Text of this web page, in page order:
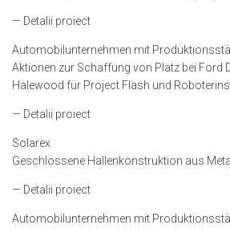
— Detalii proiect
Automobilunternehmen mit
Aktionen zur Schaffung von Platz bei Ford
Halewood für Project Flash und
— Detalii proiect
Solarex
Geschlossene Hallenkonstruktion aus
— Detalii proiect
Automobilunternehmen mit